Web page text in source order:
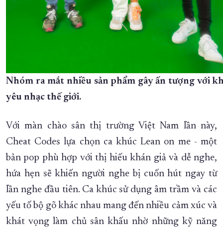
Nhóm ra mắt nhiều sản phẩm gây ấn tượng với
yêu nhạc thế giới.
Với màn chào sân thị trường Việt Nam lần này,
Cheat Codes lựa chọn ca khúc Lean on me - một
bản pop phù hợp với thị hiếu khán giả và dễ nghe,
hứa hẹn sẽ khiến người nghe bị cuốn hút ngay từ
lần nghe đầu tiên. Ca khúc sử dụng âm trầm và các
yếu tố bộ gõ khác nhau mang đến nhiều cảm xúc và
khát vọng làm chủ sân khấu nhờ những kỹ năng